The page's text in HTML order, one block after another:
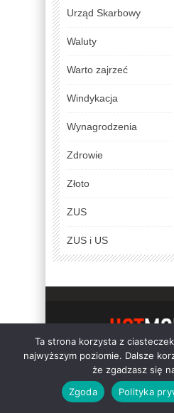
Urząd Skarbowy
Waluty
Warto zajrzeć
Windykacja
Wynagrodzenia
Zdrowie
Złoto
ZUS
ZUS i US
REGULAMIN
POLITYKA
Copyright 2018 -
Ta strona korzysta z
najwyższym poziomie. Dalsze
że zgadzasz się
Zgoda
Polityka